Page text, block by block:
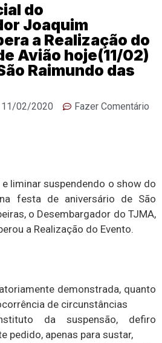
do
Joaquim
a Realização do
Avião hoje(11/02)
Raimundo das
11/02/2020 Fazer Comentário
liminar suspendendo o show do
festa de aniversário de São
o Desembargador do TJMA,
a Realização do Evento.
demonstrada, quanto
de circunstâncias
da suspensão, defiro
pedido, apenas para sustar,